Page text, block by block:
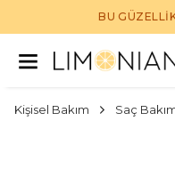
BU
Kişisel Bakım Saç